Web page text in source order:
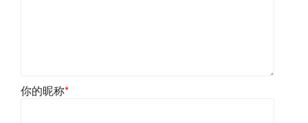
你的昵称*